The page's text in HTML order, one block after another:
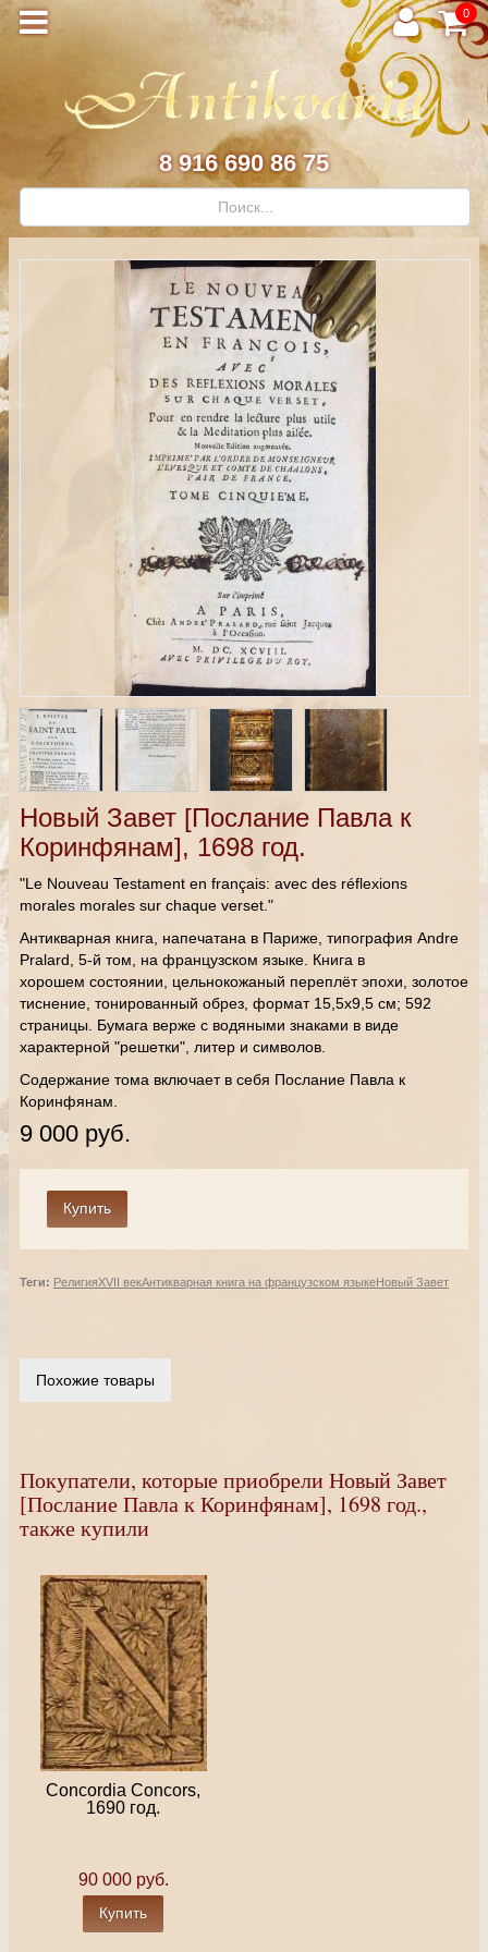
0
8 916 690 86 75
Новый Завет [Послание Павла к
Коринфянам], 1698 год.
"Le Nouveau Testament en français: avec des réflexions
morales morales sur chaque verset."
Антикварная книга, напечатана в Париже, типография Andre
Pralard, 5-й том, на французском языке. Книга в
хорошем состоянии, цельнокожаный переплёт эпохи, золотое
тиснение, тонированный обрез, формат 15,5х9,5 см; 592
страницы. Бумага верже с водяными знаками в виде
характерной "решетки", литер и символов.
Содержание тома включает в себя Послание Павла к
Коринфянам.
9 000 руб.
Теги: РелигияXVII векАнтикварная книга на французском языкеНовый Завет
Похожие товары
Покупатели, которые приобрели Новый Завет
[Послание Павла к Коринфянам], 1698 год.,
также купили
Concordia Concors,
1690 год.
90 000 руб.
Купить